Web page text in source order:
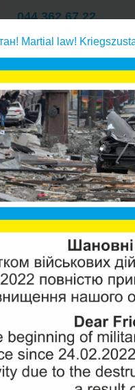
Martial law!
044 362 67 22
057 762 67 22
и запчасти